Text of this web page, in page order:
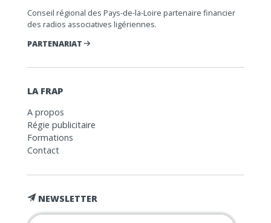
Conseil régional des Pays-de-la-Loire partenaire financier
des radios associatives ligériennes.
PARTENARIAT
LA FRAP
A propos
Régie publicitaire
Formations
Contact
NEWSLETTER